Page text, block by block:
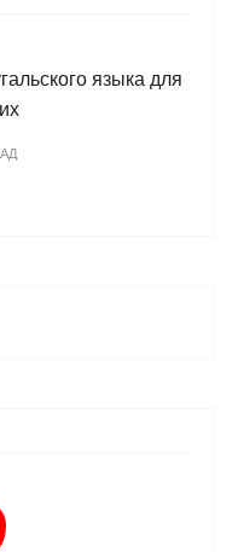
языка для